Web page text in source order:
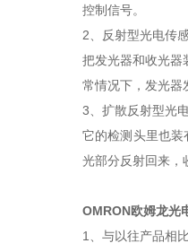
控制信号。
2、反射型光电传
把发光器和收光器
常情况下，发光器
3、扩散反射型光
它的检测头里也
光部分反射回来，
OMRON欧姆龙光
1、与以往产品相